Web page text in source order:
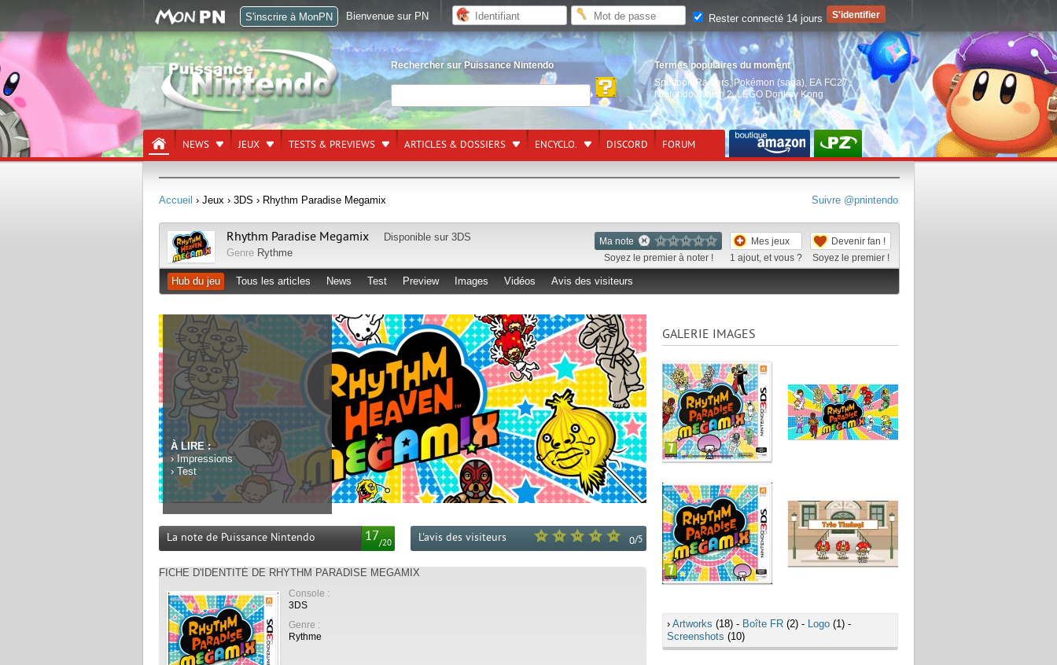
Rechercher sur Puissance Nintendo
Termes populaires du moment
Splatoon Raiders, Pokémon (saga) EA FC27,
Nintendo Switch 2,LEGO Donkey Kong
NEWS JEUX TESTS & PREVIEWS ARTICLES & DOSSIERS ENCYCLO. DISCORD FORUM
Suivre @pnintendo
Accueil › Jeux › 3DS › Rhythm Paradise Megamix
Ma note
Soyez le premier à noter !
Mes jeux
1 ajout, et vous ?
Devenir fan !
Soyez le premier !
Rhythm Paradise Megamix Disponible sur 3DS
Genre Rythme
Hub du jeu Tous les articles News Test Preview Images Vidéos Avis des visiteurs
À LIRE :
› Impressions
›Test
17/20
La note de Puissance Nintendo 0/5
L'avis des visiteurs
FICHE D'IDENTITÉ DE RHYTHM PARADISE MEGAMIX
Console :
3DS
Genre :
Rythme
GALERIE IMAGES
› Artworks (18) - Boîte FR (2) - Logo (1) -
Screenshots (10)
S'inscrire à MonPN Bienvenue sur PN Rester connecté 14 jours